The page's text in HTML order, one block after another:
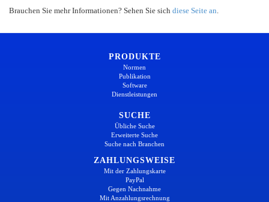
Brauchen Sie mehr Informationen? Sehen Sie sich diese Seite an
PRODUKTE
Normen
Publikation
Software
Dienstleistungen
SUCHE
Übliche Suche
Erweiterte Suche
Suche nach Branchen
ZAHLUNGSWEISE
Mit der Zahlungskarte
PayPal
Gegen Nachnahme
Mit Anzahlungsrechnung